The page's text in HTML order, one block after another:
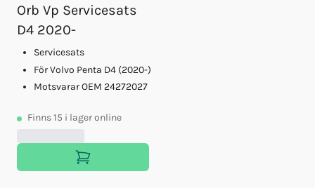
Orb Vp Servicesats
D4 2020-
Servicesats
För Volvo Penta D4 (2020-)
Motsvarar OEM 24272027
Finns15 i lager online